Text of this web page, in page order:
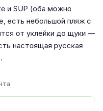
и SUP (оба можно
есть небольшой пляж с
от уклейки до щуки —
настоящая русская